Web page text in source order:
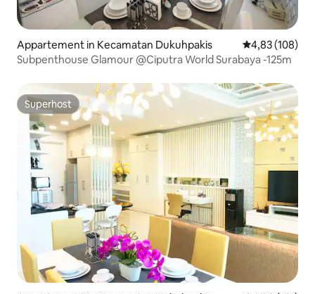
Appartement in Kecamatan Dukuhpakis Gemiddelde
4,83 (108)
Subpenthouse Glamour @Ciputra World Surabaya -125m
Superhost
Superhost